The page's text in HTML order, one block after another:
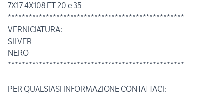
7X17 4X108 ET 20 e 35
***************************************************
VERNICIATURA:
SILVER
NERO
***************************************************
PER QUALSIASI INFORMAZIONE CONTATTACI: